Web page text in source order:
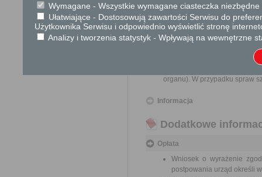
Obywatel, Przedsiębiorca,
Termin załatwienia sprawy
Sprawa załatwiana jest
terminu nie wlicza się
organu). W przypadku spraw
Informacja
Dodatkowe
Opłata
Wniosek o wyrażenie
postpowania urząd określi
Wymagane - Wszystkie wymagane ciasteczka
Ułatwiające - Dostosowują zawartości Serwisu do
Użytkownika Serwisu i odpowiednio wyświetlić stronę
Analizy i tworzenia statystyk - Wpływają na wewnętrzne